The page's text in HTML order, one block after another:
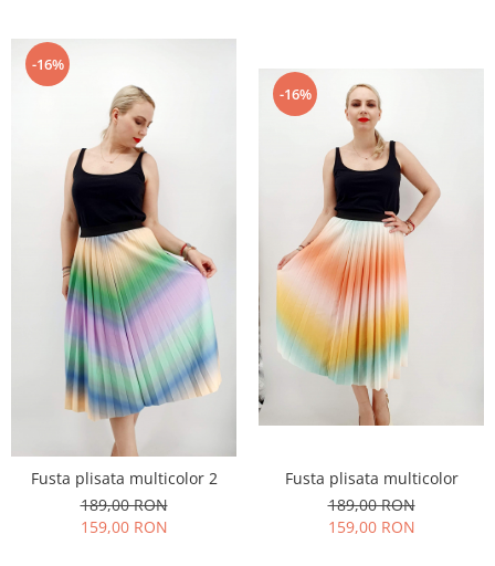
-16%
Fusta plisata multicolor 2
189,00 RON
159,00 RON
-16%
Fusta plisata multicolor
189,00 RON
159,00 RON